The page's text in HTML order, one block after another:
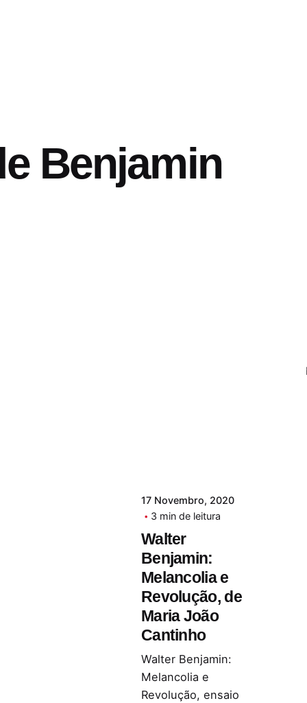
Benjamin
17 Novembro, 2020
3 min de leitura
Walter
Benjamin:
Melancolia e
Revolução, de
Maria João
Cantinho
Walter Benjamin:
Melancolia e
Revolução, ensaio